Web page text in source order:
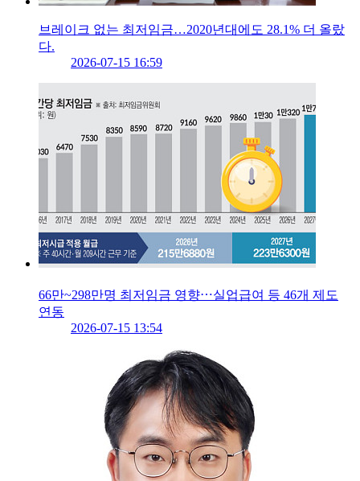
브레이크 없는 최저임금…2020년대에도 28.1% 더 올랐
다.
2026-07-15 16:59
66만~298만명 최저임금 영향⋯실업급여 등 46개 제도
연동
2026-07-15 13:54